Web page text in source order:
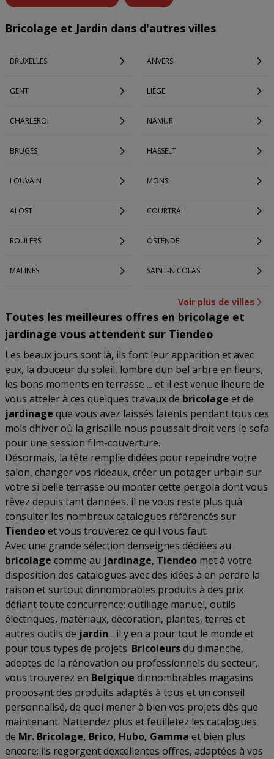
Bricolage et Jardin dans d'autres villes
BRUXELLES ANVERS
GENT LIÈGE
CHARLEROI NAMUR
BRUGES HASSELT
LOUVAIN MONS
ALOST COURTRAI
ROULERS OSTENDE
MALINES SAINT-NICOLAS
Voir plus de villes
Toutes les meilleures offres en bricolage et
jardinage vous attendent sur Tiendeo
Les beaux jours sont là, ils font leur apparition et avec
eux, la douceur du soleil, lombre dun bel arbre en fleurs,
les bons moments en terrasse ... et il est venue lheure de
vous atteler à ces quelques travaux de bricolage et de
jardinage que vous avez laissés latents pendant tous ces
mois dhiver où la grisaille nous poussait droit vers le sofa
pour une session film-couverture.
Désormais, la tête remplie didées pour repeindre votre
salon, changer vos rideaux, créer un potager urbain sur
votre si belle terrasse ou monter cette pergola dont vous
rêvez depuis tant dannées, il ne vous reste plus quà
consulter les nombreux catalogues référencés sur
Tiendeoet vous trouverez ce quil vous faut.
Avec une grande sélection denseignes dédiées au
bricolage comme au jardinage, Tiendeo met à votre
disposition des catalogues avec des idées à en perdre la
raison et surtout dinnombrables produits à des prix
défiant toute concurrence: outillage manuel, outils
électriques, matériaux, décoration, plantes, terres et
autres outils de jardin... il y en a pour tout le monde et
pour tous types de projets. Bricoleursdu dimanche,
adeptes de la rénovation ou professionnels du secteur,
vous trouverez en Belgique dinnombrables magasins
proposant des produits adaptés à tous et un conseil
personnalisé, de quoi mener à bien vos projets dès que
maintenant. Nattendez plus et feuilletez les catalogues
de Mr. Bricolage, Brico, Hubo, Gamma et bien plus
encore; ils regorgent dexcellentes offres, adaptées à vos